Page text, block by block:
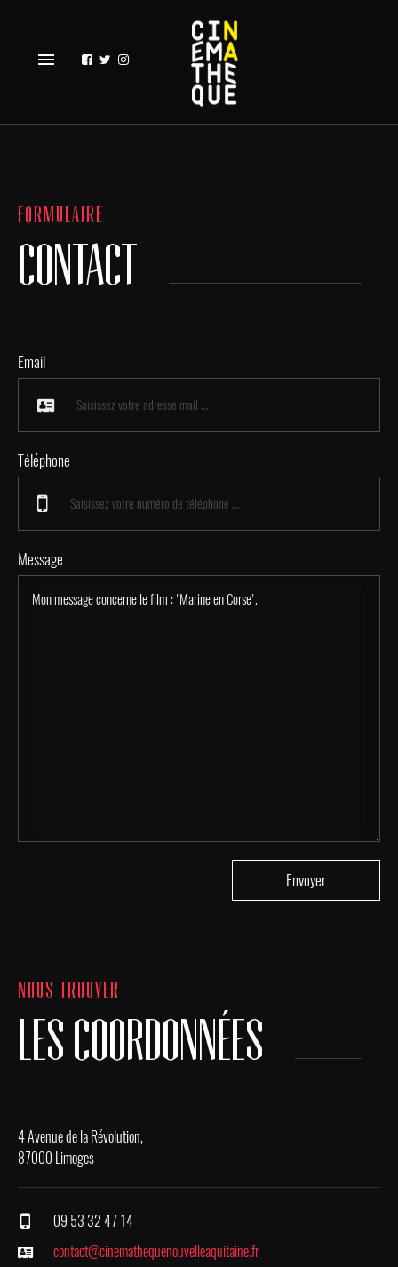
menu
FORMULAIRE
CONTACT
Email
Téléphone
Message
NOUS TROUVER
LES COORDONNÉES
4 Avenue de la Révolution,
87000 Limoges
09 53 32 47 14
contact@cinemathequenouvelleaquitaine.fr